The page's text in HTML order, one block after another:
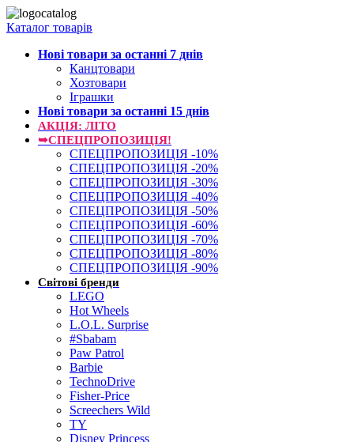
Каталог товарів
Нові товари за останнi 7 днiв
Канцтовари
Хозтовари
Іграшки
Нові товари за останнi 15 днiв
АКЦІЯ: ЛІТО
➥СПЕЦПРОПОЗИЦІЯ!
СПЕЦПРОПОЗИЦІЯ -10%
СПЕЦПРОПОЗИЦІЯ -20%
СПЕЦПРОПОЗИЦІЯ -30%
СПЕЦПРОПОЗИЦІЯ -40%
СПЕЦПРОПОЗИЦІЯ -50%
СПЕЦПРОПОЗИЦІЯ -60%
СПЕЦПРОПОЗИЦІЯ -70%
СПЕЦПРОПОЗИЦІЯ -80%
СПЕЦПРОПОЗИЦІЯ -90%
Світові бренди
LEGO
Hot Wheels
L.O.L. Surprise
#Sbabam
Paw Patrol
Barbie
TechnoDrive
Fisher-Price
Screechers Wild
TY
Disney Princess